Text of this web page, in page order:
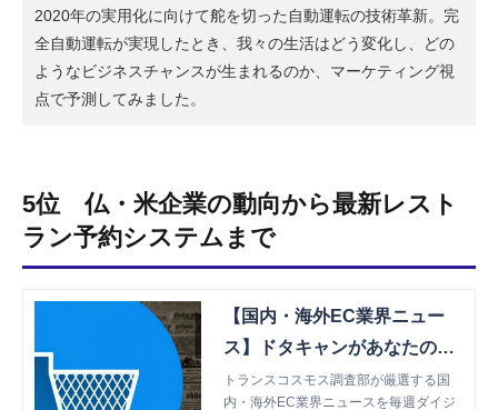
2020年の実用化に向けて舵を切った自動運転の技術革新。完
全自動運転が実現したとき、我々の生活はどう変化し、どの
ようなビジネスチャンスが生まれるのか、マーケティング視
点で予測してみました。
5位 仏・米企業の動向から最新レスト
ラン予約システムまで
【国内・海外EC業界ニュー
ス】ドタキャンがあなたの
「信用」に繋がる？レストラ
トランスコスモス調査部が厳選する国
内・海外EC業界ニュースを毎週ダイジ